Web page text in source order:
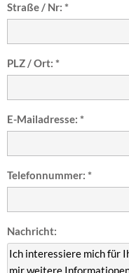
Straße / Nr: *
PLZ / Ort: *
E-Mailadresse: *
Telefonnummer: *
Nachricht: